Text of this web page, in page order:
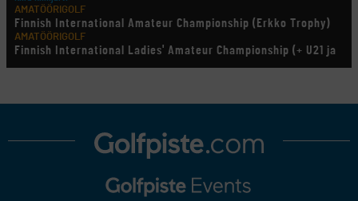
AMATÖÖRIGOLF
Finnish International Amateur Championship (Erkko Trophy)
AMATÖÖRIGOLF
Finnish International Ladies' Amateur Championship (+ U21 ja
U18/FJT/Aulanko)
LEGENDS TOUR
U.S. Women's Amateur Championship
English Boys' (U14) Open Amateur Stroke Play Championship
Eeli Krankka, Lionel Mutikainen